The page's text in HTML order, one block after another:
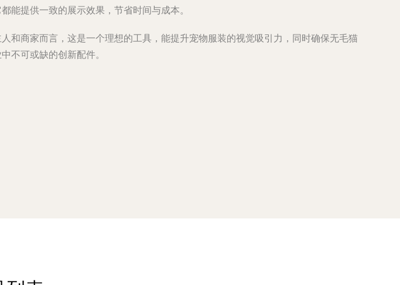
能提供一致的展示效果，节省时间与成本。
和商家而言，这是一个理想的工具，能提升宠物服装的视觉吸引力，同时确保无毛猫
不可或缺的创新配件。